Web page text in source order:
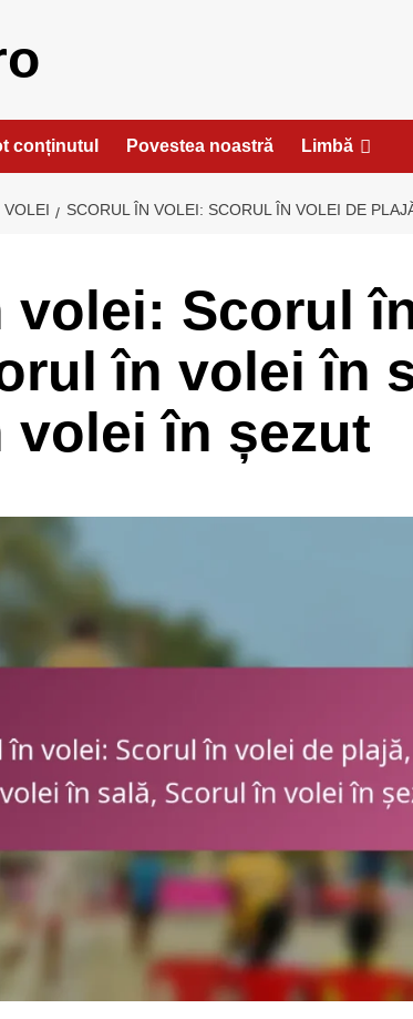
conținutul Povestea noastră Limbă
VOLEI SCORUL ÎN VOLEI: SCORUL ÎN VOLEI DE
volei: Scorul
în volei în
volei în șezut